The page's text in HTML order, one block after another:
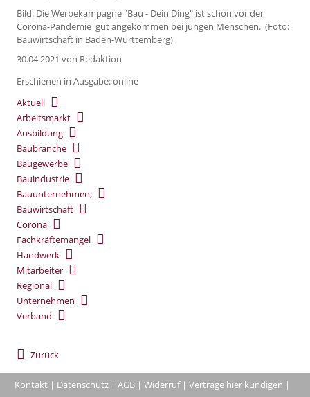
Bild: Die Werbekampagne "Bau - Dein Ding" ist schon vor der
Corona-Pandemie gut angekommen bei jungen Menschen. (Foto:
Bauwirtschaft in Baden-Württemberg)
30.04.2021 von Redaktion
Erschienen in Ausgabe: online
Aktuell
Arbeitsmarkt
Ausbildung
Baubranche
Baugewerbe
Bauindustrie
Bauunternehmen;
Bauwirtschaft
Corona
Fachkräftemangel
Handwerk
Mitarbeiter
Regional
Unternehmen
Verband
Zurück
Kontakt | Datenschutz | AGB | Widerruf| Verträge hier kündigen |